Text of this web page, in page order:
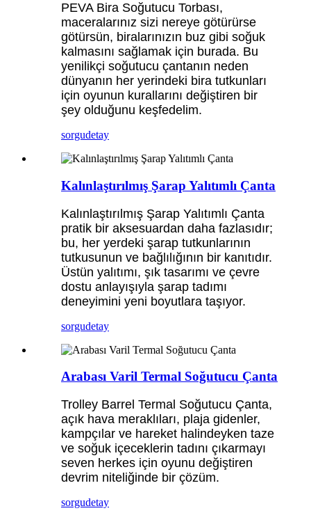
PEVA Bira Soğutucu Torbası,
maceralarınız sizi nereye götürürse
götürsün, biralarınızın buz gibi soğuk
kalmasını sağlamak için burada. Bu
yenilikçi soğutucu çantanın neden
dünyanın her yerindeki bira tutkunları
için oyunun kurallarını değiştiren bir
şey olduğunu keşfedelim.
sorgudetay
Kalınlaştırılmış Şarap Yalıtımlı Çanta
Kalınlaştırılmış Şarap Yalıtımlı Çanta
pratik bir aksesuardan daha fazlasıdır;
bu, her yerdeki şarap tutkunlarının
tutkusunun ve bağlılığının bir kanıtıdır.
Üstün yalıtımı, şık tasarımı ve çevre
dostu anlayışıyla şarap tadımı
deneyimini yeni boyutlara taşıyor.
sorgudetay
Arabası Varil Termal Soğutucu Çanta
Trolley Barrel Termal Soğutucu Çanta,
açık hava meraklıları, plaja gidenler,
kampçılar ve hareket halindeyken taze
ve soğuk içeceklerin tadını çıkarmayı
seven herkes için oyunu değiştiren
devrim niteliğinde bir çözüm.
sorgudetay